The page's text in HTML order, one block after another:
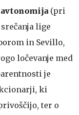
avtonomija (pri
lige
in Sevillo,
ločevanje med
je
ki
ter o